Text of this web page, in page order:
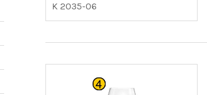
K 2035-06